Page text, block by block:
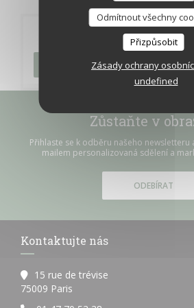
Odmítnout všechny
Přizpůsobit
Zásady ochrany
undefined
Rezervace
REZERVOVAT STŮL
Zůstaňte v
Přihlaste se k odběru našeho newsletteru
mailem personalizovaná sdělení a
ODEBÍRAT
Kontaktujte nás
15 rue de trévise
75009 Paris